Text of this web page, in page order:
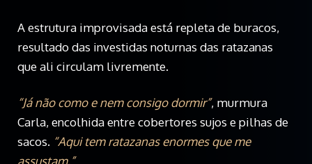
A estrutura improvisada está repleta de buracos,
resultado das investidas noturnas das ratazanas
que ali circulam livremente.
“Já não como e nem consigo dormir”, murmura
Carla, encolhida entre cobertores sujos e pilhas de
sacos. “Aqui tem ratazanas enormes que me
assustam.”